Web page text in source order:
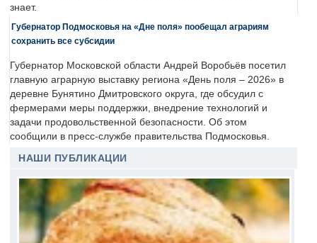
знает.
Губернатор Подмосковья на «Дне поля» пообещал аграриям
сохранить все субсидии
Губернатор Московской области Андрей Воробьёв посетил
главную аграрную выставку региона «День поля – 2026» в
деревне Бунятино Дмитровского округа, где обсудил с
фермерами меры поддержки, внедрение технологий и
задачи продовольственной безопасности. Об этом
сообщили в пресс-службе правительства Подмосковья.
НАШИ ПУБЛИКАЦИИ